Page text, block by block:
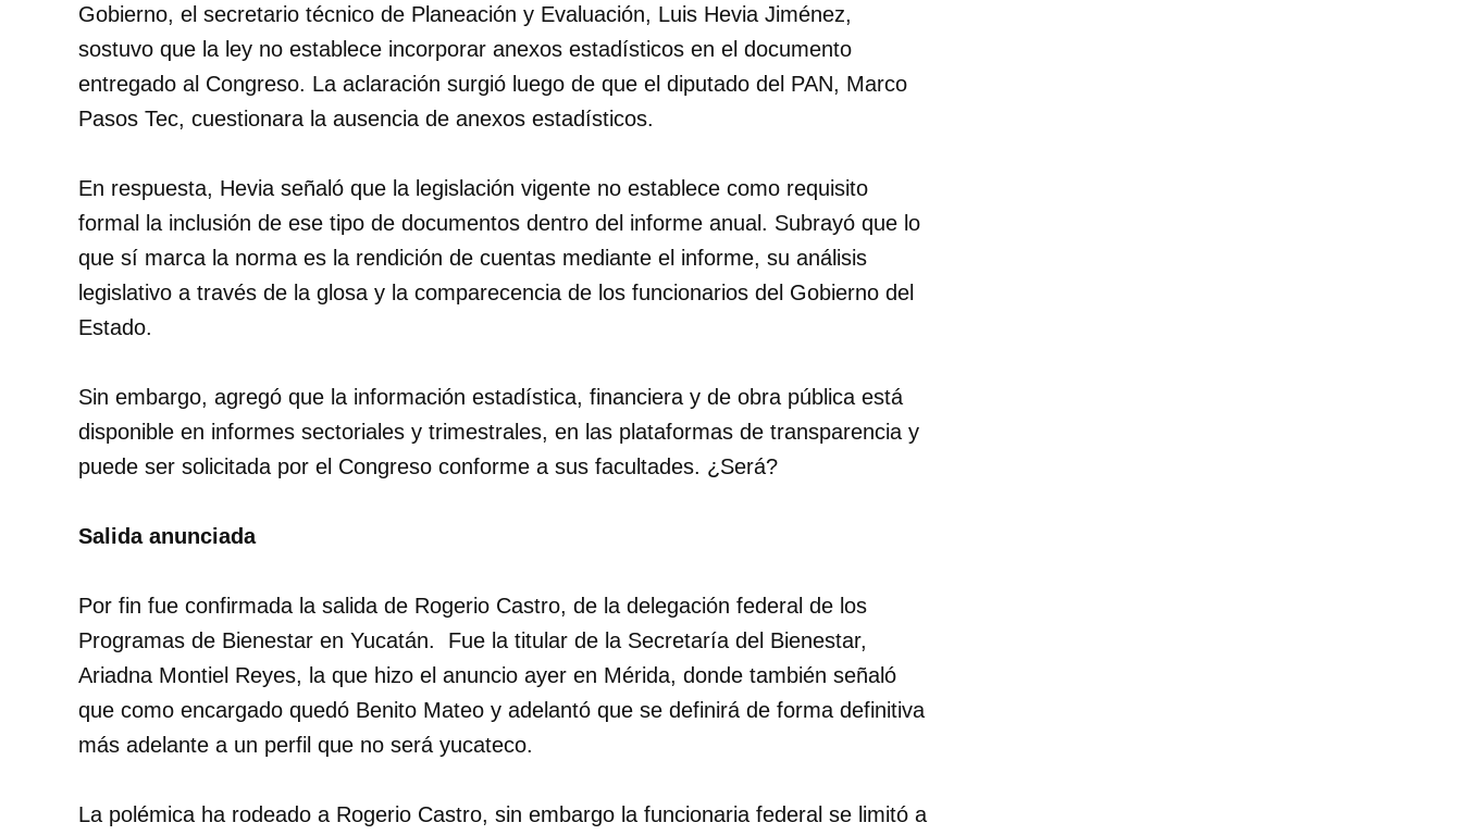
Gobierno, el secretario técnico de Planeación y Evaluación, Luis Hevia Jiménez,
sostuvo que la ley no establece incorporar anexos estadísticos en el documento
entregado al Congreso. La aclaración surgió luego de que el diputado del PAN, Marco
Pasos Tec, cuestionara la ausencia de anexos estadísticos.
En respuesta, Hevia señaló que la legislación vigente no establece como requisito
formal la inclusión de ese tipo de documentos dentro del informe anual. Subrayó que lo
que sí marca la norma es la rendición de cuentas mediante el informe, su análisis
legislativo a través de la glosa y la comparecencia de los funcionarios del Gobierno del
Estado.
Sin embargo, agregó que la información estadística, financiera y de obra pública está
disponible en informes sectoriales y trimestrales, en las plataformas de transparencia y
puede ser solicitada por el Congreso conforme a sus facultades. ¿Será?
Salida anunciada
Por fin fue confirmada la salida de Rogerio Castro, de la delegación federal de los
Programas de Bienestar en Yucatán. Fue la titular de la Secretaría del Bienestar,
Ariadna Montiel Reyes, la que hizo el anuncio ayer en Mérida, donde también señaló
que como encargado quedó Benito Mateo y adelantó que se definirá de forma definitiva
más adelante a un perfil que no será yucateco.
La polémica ha rodeado a Rogerio Castro, sin embargo la funcionaria federal se limitó a